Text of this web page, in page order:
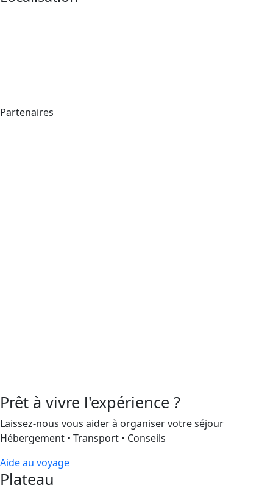
Partenaires
Prêt à vivre l'expérience ?
Laissez-nous vous aider à organiser votre séjour
Hébergement • Transport • Conseils
Aide au voyage
Plateau